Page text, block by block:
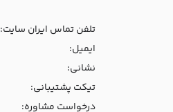
تلفن تماس ایران سایت:
ایمیل:
نشانی:
تیکت پشتیبانی:
درخواست مشاوره: